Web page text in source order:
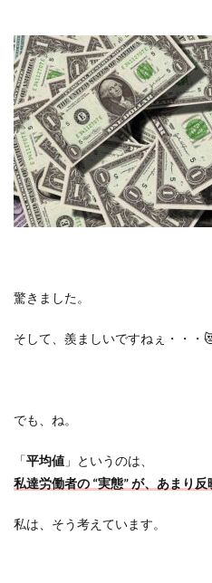
驚きました。
そして、羨ましいですねぇ・・・
でも、ね。
「平均値 」というのは、
私達労働者の “実態” が、あまり反
私は、そう考えています。